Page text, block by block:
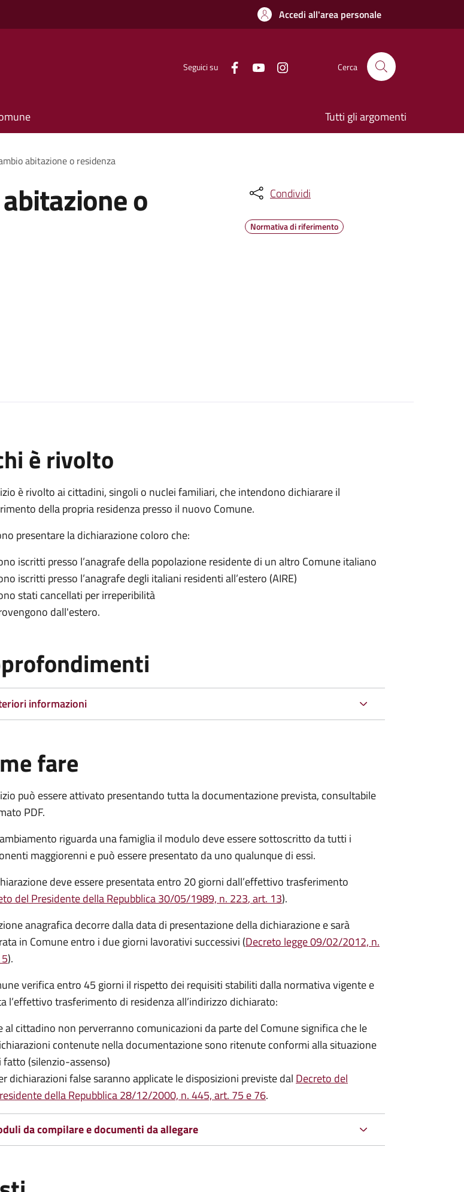
Accedi all'area personale
Seguici su Cerca
Tutti gli argomenti
abitazione o residenza
o Condividi
Normativa di riferimento
è rivolto
è rivolto ai cittadini, singoli o nuclei familiari, che intendono dichiarare il
della propria residenza presso il nuovo Comune.
presentare la dichiarazione coloro che:
iscritti presso l’anagrafe della popolazione residente di un altro Comune italiano
iscritti presso l’anagrafe degli italiani residenti all’estero (AIRE)
stati cancellati per irreperibilità
dall'estero.
informazioni
fare
può essere attivato presentando tutta la documentazione prevista, consultabile
PDF.
riguarda una famiglia il modulo deve essere sottoscritto da tutti i
maggiorenni e può essere presentato da uno qualunque di essi.
deve essere presentata entro 20 giorni dall’effettivo trasferimento
del Presidente della Repubblica 30/05/1989, n. 223, art. 13).
anagrafica decorre dalla data di presentazione della dichiarazione e sarà
in Comune entro i due giorni lavorativisuccessivi (Decreto legge 09/02/2012, n.
).
verifica entro45 giorni il rispetto dei requisiti stabiliti dalla normativa vigente e
l’effettivo trasferimento di residenza all’indirizzo dichiarato:
al cittadino non perverranno comunicazioni da parte del Comune significa che le
contenute nella documentazione sono ritenute conformi alla situazione
fatto (silenzio-assenso)
dichiarazioni false saranno applicate le disposizioni previste dal Decreto del
della Repubblica 28/12/2000, n. 445, art. 75 e 76.
da compilare e documenti da allegare